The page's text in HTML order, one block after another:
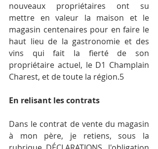
nouveaux propriétaires ont su
mettre en valeur la maison et le
magasin centenaires pour en faire le
haut lieu de la gastronomie et des
vins qui fait la fierté de son
propriétaire actuel, le D1 Champlain
Charest, et de toute la région.5
En relisant les contrats
Dans le contrat de vente du magasin
à mon père, je retiens, sous la